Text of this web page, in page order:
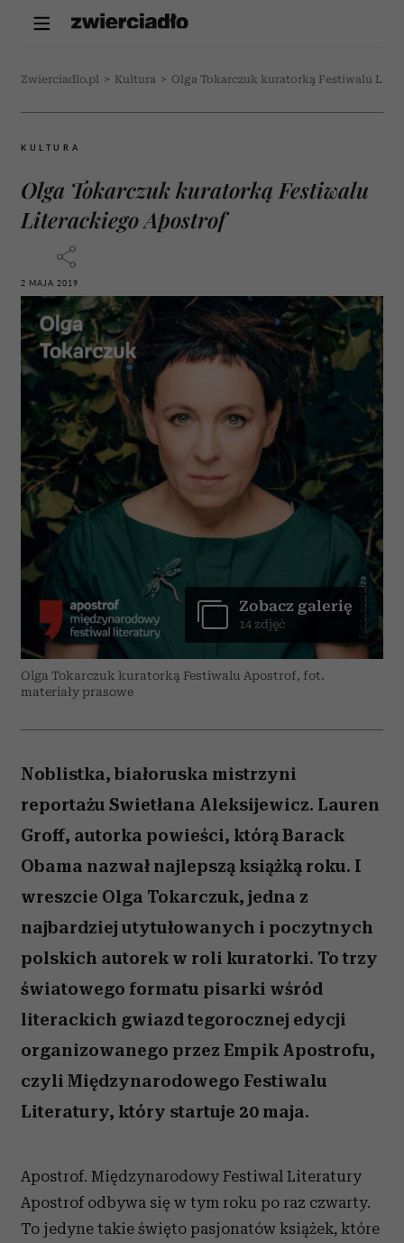
Zwierciadlo.pl > Kultura > Olga Tokarczuk kuratorką Festiwalu
KULTURA
Olga Tokarczuk kuratorką Festiwalu
Literackiego Apostrof
2 MAJA 2019
Olga Tokarczuk kuratorką Festiwalu Apostrof, fot.
materiały prasowe
Zobacz galerię
14 zdjęć
Noblistka, białoruska mistrzyni
reportażu Swietłana Aleksijewicz. Lauren
Groff, autorka powieści, którą Barack
Obama nazwał najlepszą książką roku. I
wreszcie Olga Tokarczuk, jedna z
najbardziej utytułowanych i poczytnych
polskich autorek w roli kuratorki. To trzy
światowego formatu pisarki wśród
literackich gwiazd tegorocznej edycji
organizowanego przez Empik Apostrofu,
czyli Międzynarodowego Festiwalu
Literatury, który startuje 20 maja.
Apostrof. Międzynarodowy Festiwal Literatury
Apostrof odbywa się w tym roku po raz czwarty.
To jedyne takie święto pasjonatów książek, które